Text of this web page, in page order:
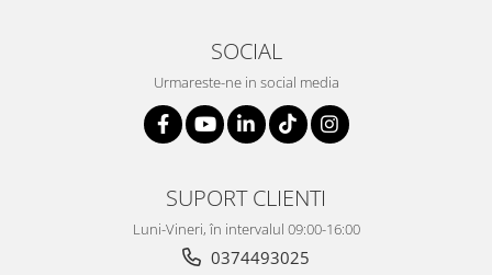
SOCIAL
Urmareste-ne in social media
SUPORT CLIENTI
Luni-Vineri, în intervalul 09:00-16:00
0374493025